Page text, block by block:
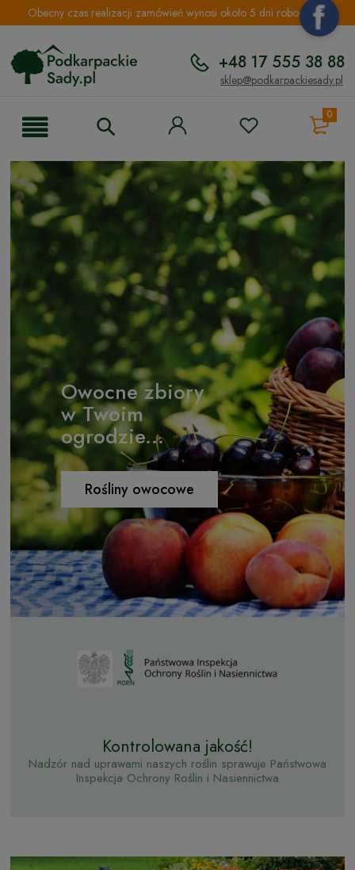
Obecny czas realizacji zamówień wynosi około 5 dni roboczych.
+48 17 555 38 88
sklep@podkarpackiesady.pl
0
Owocne zbiory
w Twoim
ogrodzie...
Rośliny owocowe
Kontrolowana jakość!
Nadzór nad uprawami naszych roślin sprawuje Państwowa
Inspekcja Ochrony Roślin i Nasiennictwa